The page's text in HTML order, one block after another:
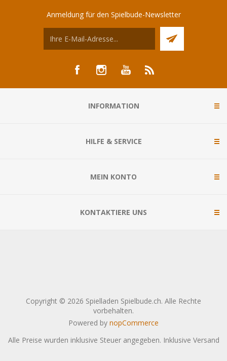
Anmeldung für den Spielbude-Newsletter
INFORMATION
HILFE & SERVICE
MEIN KONTO
KONTAKTIERE UNS
Copyright © 2026 Spielladen Spielbude.ch. Alle Rechte
vorbehalten.
Powered by nopCommerce
Alle Preise wurden inklusive Steuer angegeben. Inklusive Versand